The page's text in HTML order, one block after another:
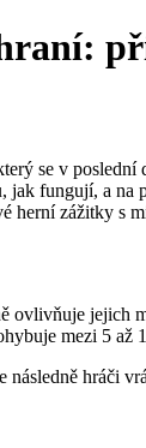
se v
jak fungují, a na
herní zážitky s
jejich
mezi 5 až
hráči